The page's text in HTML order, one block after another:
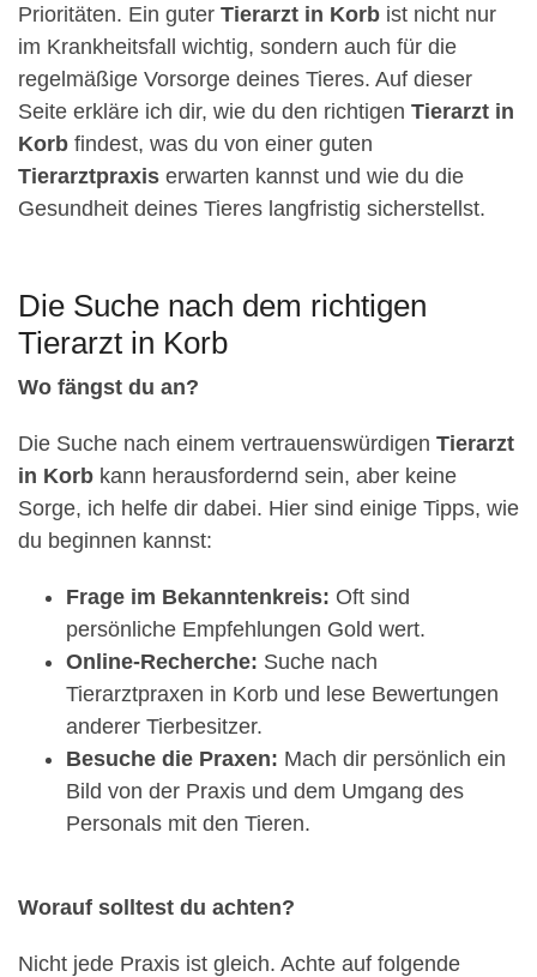
Prioritäten. Ein guter Tierarzt in Korb ist nicht nur
im Krankheitsfall wichtig, sondern auch für die
regelmäßige Vorsorge deines Tieres. Auf dieser
Seite erkläre ich dir, wie du den richtigen Tierarzt in
Korb findest, was du von einer guten
Tierarztpraxis erwarten kannst und wie du die
Gesundheit deines Tieres langfristig sicherstellst.
Die Suche nach dem richtigen
Tierarzt in Korb
Wo fängst du an?
Die Suche nach einem vertrauenswürdigen Tierarzt
in Korb kann herausfordernd sein, aber keine
Sorge, ich helfe dir dabei. Hier sind einige Tipps, wie
du beginnen kannst:
Frage im Bekanntenkreis: Oft sind
persönliche Empfehlungen Gold wert.
Online-Recherche: Suche nach
Tierarztpraxen in Korb und lese Bewertungen
anderer Tierbesitzer.
Besuche die Praxen: Mach dir persönlich ein
Bild von der Praxis und dem Umgang des
Personals mit den Tieren.
Worauf solltest du achten?
Nicht jede Praxis ist gleich. Achte auf folgende